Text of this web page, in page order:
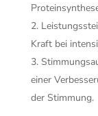
Kraft bei
einer
der Stimmung.